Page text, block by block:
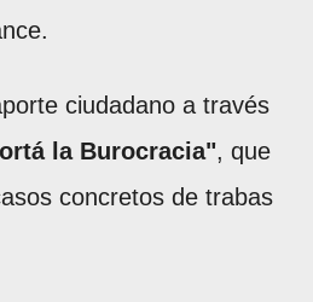
ciudadano a través
la Burocracia", que
concretos de trabas